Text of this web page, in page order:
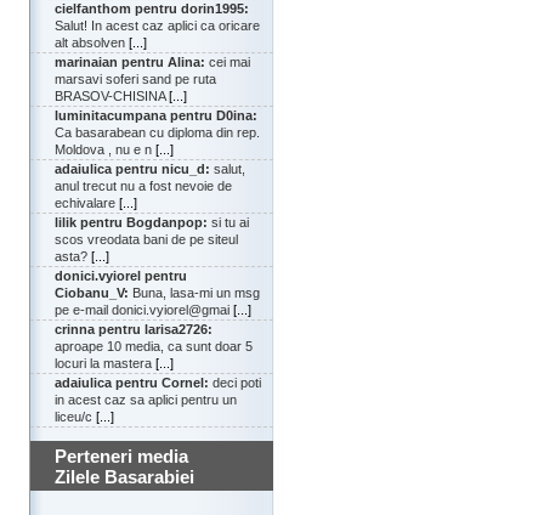
cielfanthom pentru dorin1995:
Salut! In acest caz aplici ca oricare
alt absolven [...]
marinaian pentru Alina: cei mai
marsavi soferi sand pe ruta
BRASOV-CHISINA[...]
luminitacumpana pentru D0ina:
Ca basarabean cu diploma din rep.
Moldova , nu e n [...]
adaiulica pentru nicu_d: salut,
anul trecut nu a fost nevoie de
echivalare [...]
lilik pentru Bogdanpop: si tu ai
scos vreodata bani de pe siteul
asta? [...]
donici.vyiorel pentru
Ciobanu_V: Buna, lasa-mi un msg
pe e-mail donici.vyiorel@gmai [...]
crinna pentru larisa2726:
aproape 10 media, ca sunt doar 5
locuri la mastera [...]
adaiulica pentru Cornel: deci poti
in acest caz sa aplici pentru un
liceu/c [...]
Perteneri media
Zilele Basarabiei